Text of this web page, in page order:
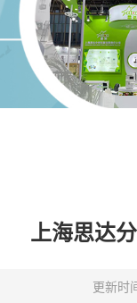
上海思达
更新时